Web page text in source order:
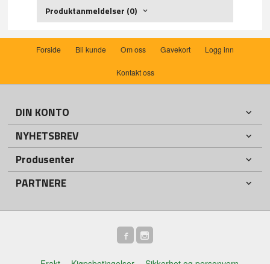
Produktanmeldelser (0)
Forside Bli kunde Om oss Gavekort Logg inn
Kontakt oss
DIN KONTO
NYHETSBREV
Produsenter
PARTNERE